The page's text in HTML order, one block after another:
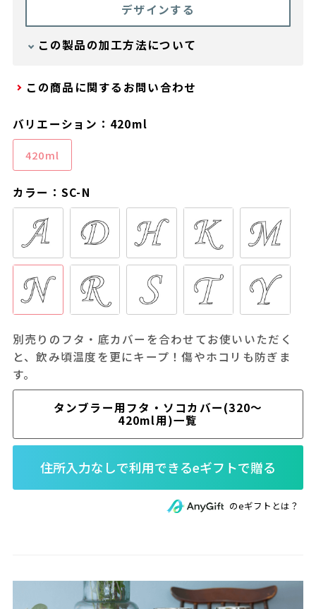
デザインする
この製品の加工方法について
この商品に関するお問い合わせ
バリエーション：420ml
420ml
カラー：SC-N
別売りのフタ・底カバーを合わせてお使いいただく
と、飲み頃温度を更にキープ！傷やホコリも防ぎま
す。
タンブラー用フタ・ソコカバー(320～
420ml用)一覧
のeギフトとは？